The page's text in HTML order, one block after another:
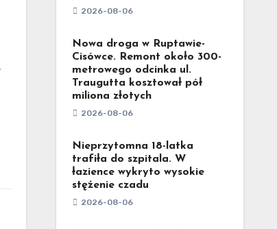
2026-08-06
Nowa droga w Ruptawie-
Cisówce. Remont około 300-
metrowego odcinka ul.
Traugutta kosztował pół
miliona złotych
2026-08-06
Nieprzytomna 18-latka
trafiła do szpitala. W
łazience wykryto wysokie
stężenie czadu
2026-08-06